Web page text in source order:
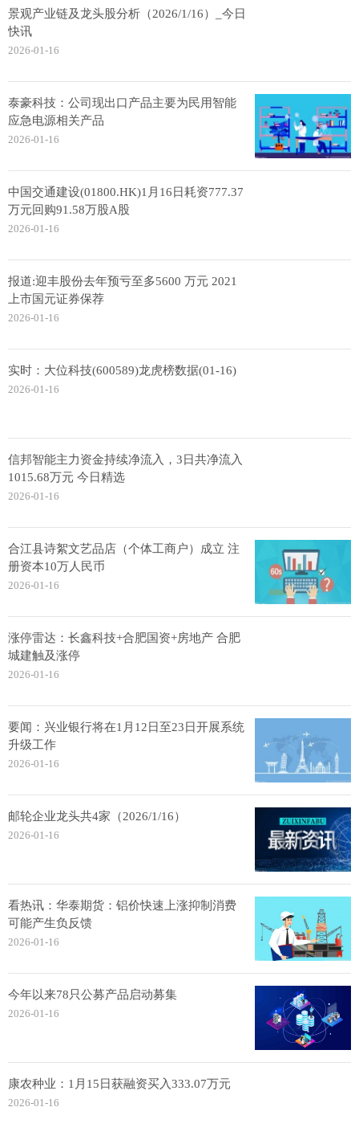
景观产业链及龙头股分析（2026/1/16）_今日
快讯
2026-01-16
泰豪科技：公司现出口产品主要为民用智能
应急电源相关产品
2026-01-16
中国交通建设(01800.HK)1月16日耗资777.37
万元回购91.58万股A股
2026-01-16
报道:迎丰股份去年预亏至多5600 万元 2021
上市国元证券保荐
2026-01-16
实时：大位科技(600589)龙虎榜数据(01-16)
2026-01-16
信邦智能主力资金持续净流入，3日共净流入
1015.68万元 今日精选
2026-01-16
合江县诗絮文艺品店（个体工商户）成立 注
册资本10万人民币
2026-01-16
涨停雷达：长鑫科技+合肥国资+房地产 合肥
城建触及涨停
2026-01-16
要闻：兴业银行将在1月12日至23日开展系统
升级工作
2026-01-16
邮轮企业龙头共4家（2026/1/16）
2026-01-16
看热讯：华泰期货：铝价快速上涨抑制消费
可能产生负反馈
2026-01-16
今年以来78只公募产品启动募集
2026-01-16
康农种业：1月15日获融资买入333.07万元
2026-01-16